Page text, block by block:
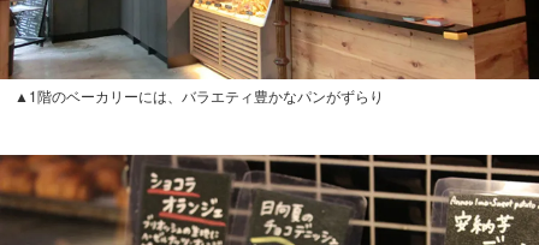
▲1階のベーカリーには、バラエティ豊かなパンがずらり